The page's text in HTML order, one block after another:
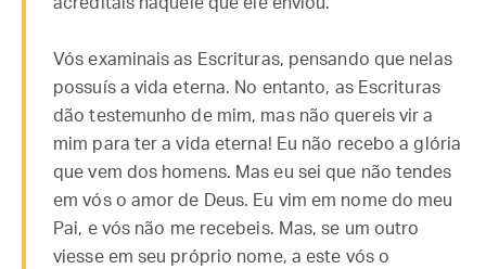
Vós examinais as Escrituras, pensando que nelas
possuís a vida eterna. No entanto, as Escrituras
dão testemunho de mim, mas não quereis vir a
mim para ter a vida eterna! Eu não recebo a glória
que vem dos homens. Mas eu sei que não tendes
em vós o amor de Deus. Eu vim em nome do meu
Pai, e vós não me recebeis. Mas, se um outro
viesse em seu próprio nome, a este vós o